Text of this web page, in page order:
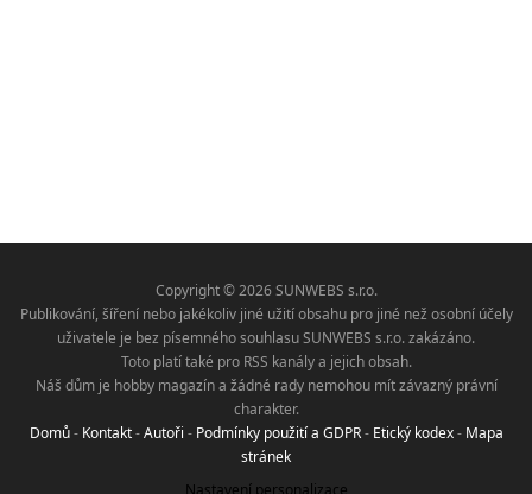
Copyright © 2026 SUNWEBS s.r.o.
Publikování, šíření nebo jakékoliv jiné užití obsahu pro jiné než osobní účely
uživatele je bez písemného souhlasu SUNWEBS s.r.o. zakázáno.
Toto platí také pro RSS kanály a jejich obsah.
Náš dům je hobby magazín a žádné rady nemohou mít závazný právní
charakter.
Domů- Kontakt-Autoři - Podmínky použití a GDPR- Etický kodex- Mapa
stránek
Nastavení personalizace